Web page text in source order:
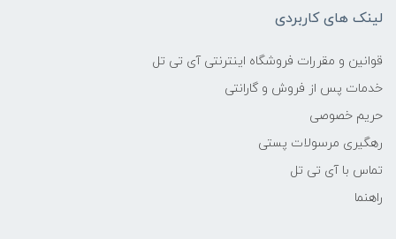
لینک های کاربردی
قوانین و مقررات فروشگاه اینترنتی آی تی تل
خدمات پس از فروش و گارانتی
حریم خصوصی
رهگیری مرسولات پستی
تماس با آی تی تل
راهنما